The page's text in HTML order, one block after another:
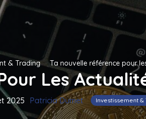
& Trading Ta nouvelle référence pour
Les
2025 Patricia Dumet Investissement &